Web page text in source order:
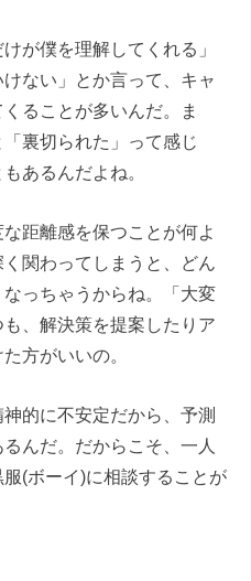
が僕を理解してくれる」
ない」とか言って、キャ
ることが多いんだ。ま
裏切られた」って感じ
あるんだよね。
距離感を保つことが何よ
関わってしまうと、どん
っちゃうからね。「大変
、解決策を提案したりア
方がいいの。
的に不安定だから、予測
んだ。だからこそ、一人
(ボーイ)に相談することが